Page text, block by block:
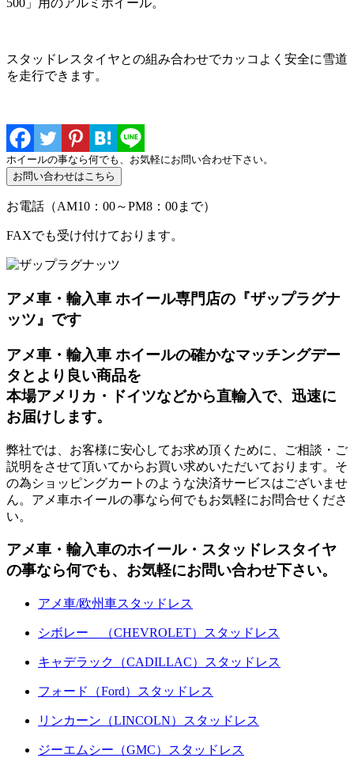
500」用のアルミホイール。
スタッドレスタイヤとの組み合わせでカッコよく安全に雪道
を走行できます。
ホイールの事なら何でも、お気軽にお問い合わせ下さい。
お電話（AM10：00～PM8：00まで）
FAXでも受け付けております。
アメ車・輸入車 ホイール専門店の『ザップラグナ
ッツ』です
アメ車・輸入車 ホイールの確かなマッチングデー
タとより良い商品を
本場アメリカ・ドイツなどから直輸入で、迅速に
お届けします。
弊社では、お客様に安心してお求め頂くために、ご相談・ご
説明をさせて頂いてからお買い求めいただいております。そ
の為ショッピングカートのような決済サービスはございませ
ん。アメ車ホイールの事なら何でもお気軽にお問合せくださ
い。
アメ車・輸入車のホイール・スタッドレスタイヤ
の事なら何でも、お気軽にお問い合わせ下さい。
アメ車/欧州車スタッドレス
シボレー （CHEVROLET）スタッドレス
キャデラック（CADILLAC）スタッドレス
フォード（Ford）スタッドレス
リンカーン（LINCOLN）スタッドレス
ジーエムシー（GMC）スタッドレス